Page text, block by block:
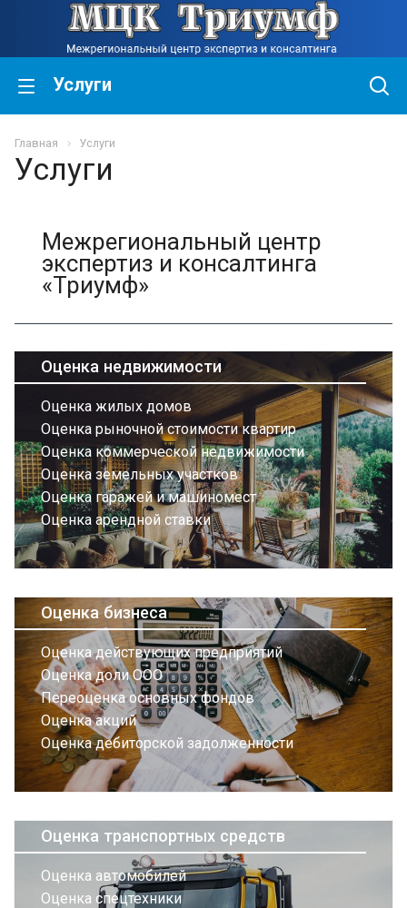
Услуги
Главная Услуги
Услуги
Межрегиональный центр
экспертиз и консалтинга
«Триумф»
Оценка недвижимости
Оценка жилых домов
Оценка рыночной стоимости квартир
Оценка коммерческой недвижимости
Оценка земельных участков
Оценка гаражей и машиномест
Оценка арендной ставки
Оценка бизнеса
Оценка действующих предприятий
Оценка доли ООО
Переоценка основных фондов
Оценка акций
Оценка дебиторской задолженности
Оценка транспортных средств
Оценка автомобилей
Оценка спецтехники